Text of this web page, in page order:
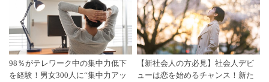
98％がテレワーク中の集中力低下
を経験！男女300人に“集中力アッ
【新社会人の方必見】社会人デビ
ューは恋を始めるチャンス！新た